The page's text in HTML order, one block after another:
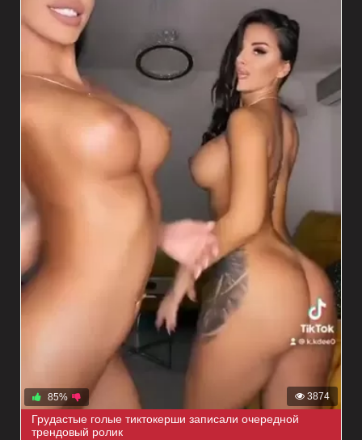
3874
85%
Грудастые голые тиктокерши записали очередной
трендовый ролик